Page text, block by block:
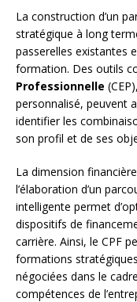
La construction d’un
stratégique à long
passerelles existantes
formation. Des outils
Professionnelle
personnalisé, peuvent
identifier les
son profil et de ses
La dimension
l’élaboration d’un
intelligente permet
dispositifs de
carrière. Ainsi, le CPF
formations
négociées dans le
compétences de